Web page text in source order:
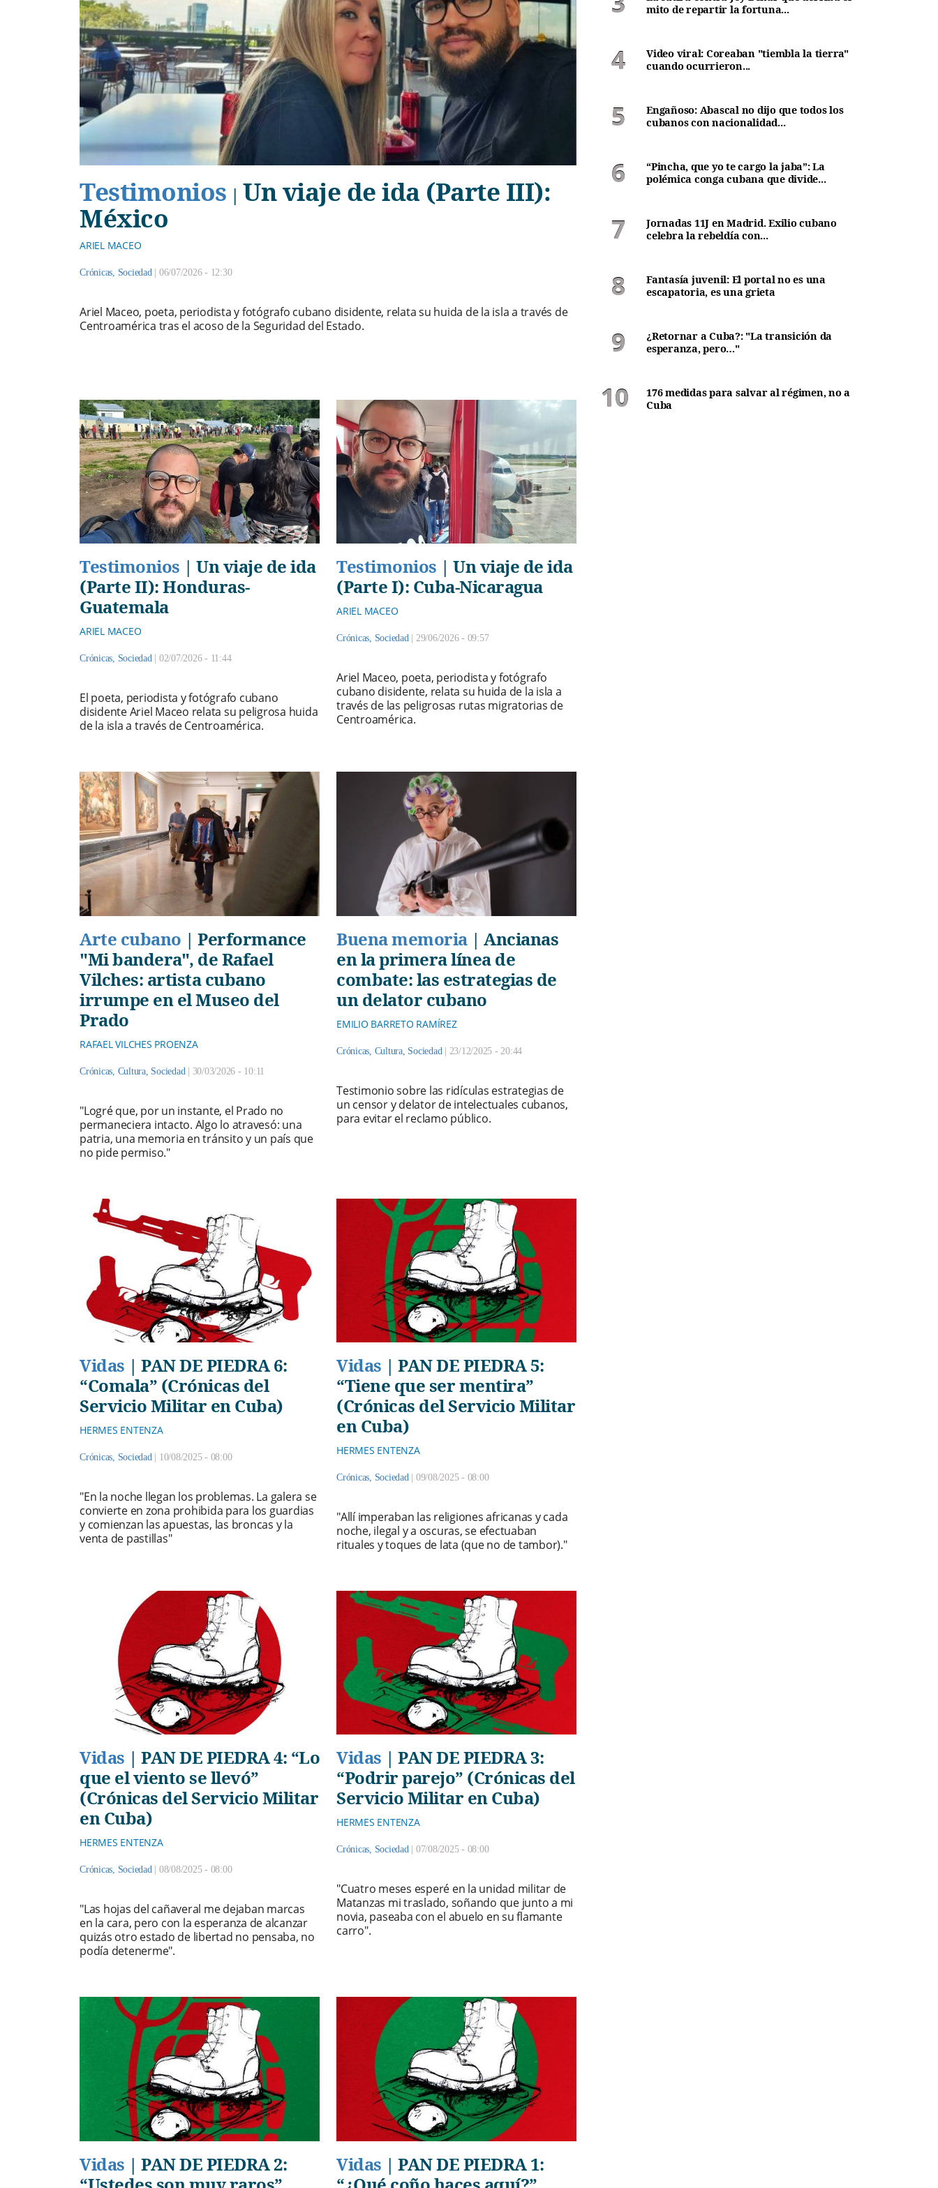
Testimonios | Un viaje de ida (Parte III):
México
ARIEL MACEO
Crónicas Sociedad 06/07/2026 - 12:30
Ariel Maceo, poeta, periodista y fotógrafo cubano disidente, relata su huida de la isla a través de
Centroamérica tras el acoso de la Seguridad del Estado.
Testimonios | Un viaje de ida
(Parte II): Honduras-
Guatemala
ARIEL MACEO
Crónicas, Sociedad 02/07/2026 - 11:44
El poeta, periodista y fotógrafo cubano
disidente Ariel Maceo relata su peligrosa huida
de la isla a través de Centroamérica.
Testimonios | Un viaje de ida
(Parte I): Cuba-Nicaragua
ARIEL MACEO
Crónicas, Sociedad 29/06/2026 - 09:57
Ariel Maceo, poeta, periodista y fotógrafo
cubano disidente, relata su huida de la isla a
través de las peligrosas rutas migratorias de
Centroamérica.
Arte cubano | Performance
"Mi bandera", de Rafael
Vilches: artista cubano
irrumpe en el Museo del
Prado
RAFAEL VILCHES PROENZA
Crónicas Cultura, Sociedad | 30/03/2026 - 10:11
"Logré que, por un instante, el Prado no
permaneciera intacto. Algo lo atravesó: una
patria, una memoria en tránsito y un país que
no pide permiso."
Buena memoria| Ancianas
en la primera línea de
combate: las estrategias de
un delator cubano
EMILIO BARRETO RAMÍREZ
Crónicas Cultura, Sociedad | 23/12/2025 - 20:44
Testimonio sobre las ridículas estrategias de
un censor y delator de intelectuales cubanos,
para evitar el reclamo público.
Vidas | PAN DE PIEDRA 6:
“Comala” (Crónicas del
Servicio Militar en Cuba)
HERMES ENTENZA
Crónicas, Sociedad 10/08/2025 - 08:00
"En la noche llegan los problemas. La galera se
convierte en zona prohibida para los guardias
y comienzan las apuestas, las broncas y la
venta de pastillas"
Vidas | PAN DE PIEDRA 5:
“Tiene que ser mentira”
(Crónicas del Servicio Militar
en Cuba)
HERMES ENTENZA
Crónicas, Sociedad 09/08/2025 - 08:00
"Allí imperaban las religiones africanas y cada
noche, ilegal y a oscuras, se efectuaban
rituales y toques de lata (que no de tambor)."
Vidas | PAN DE PIEDRA 4: “Lo
que el viento se llevó”
(Crónicas del Servicio Militar
en Cuba)
HERMES ENTENZA
Crónicas, Sociedad 08/08/2025 - 08:00
"Las hojas del cañaveral me dejaban marcas
en la cara, pero con la esperanza de alcanzar
quizás otro estado de libertad no pensaba, no
podía detenerme".
Vidas | PAN DE PIEDRA 3:
“Podrir parejo” (Crónicas del
Servicio Militar en Cuba)
HERMES ENTENZA
Crónicas, Sociedad 07/08/2025 - 08:00
"Cuatro meses esperé en la unidad militar de
Matanzas mi traslado, soñando que junto a mi
novia, paseaba con el abuelo en su flamante
carro".
Vidas | PAN DE PIEDRA 2:
Vidas | PAN DE PIEDRA 1:
mito de repartir la fortuna...
Video viral: Coreaban "tiembla la tierra"
cuando ocurrieron...
Engañoso: Abascal no dijo que todos los
cubanos con nacionalidad...
“Pincha, que yo te cargo la jaba”: La
polémica conga cubana que divide...
Jornadas 11J en Madrid. Exilio cubano
celebra la rebeldía con...
Fantasía juvenil: El portal no es una
escapatoria, es una grieta
¿Retornar a Cuba?: "La transición da
esperanza, pero…"
176 medidas para salvar al régimen, no a
Cuba